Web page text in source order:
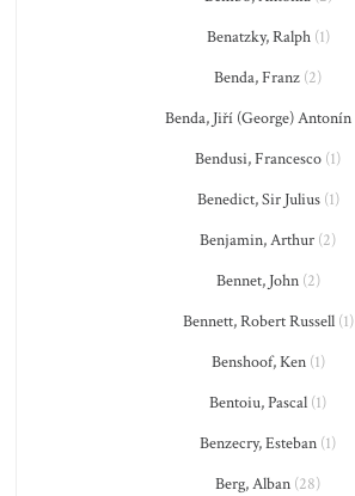
Benatzky, Ralph(1)
Benda, Franz (2)
Benda, Jiří (George) Antonín
Bendusi, Francesco (1)
Benedict, Sir Julius(1)
Benjamin, Arthur (2)
Bennet, John(2)
Bennett, Robert Russell(1)
Benshoof, Ken(1)
Bentoiu, Pascal (1)
Benzecry, Esteban (1)
Berg, Alban (28)